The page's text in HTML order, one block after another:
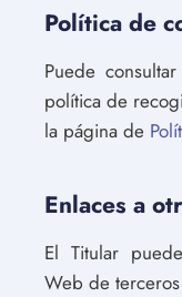
Política de
Puede
política de
la página de
Enlaces a
El Titular
Web de